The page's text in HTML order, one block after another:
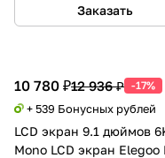
Заказать
10 780 ₽12 936 ₽ -17%
+ 539 Бонусных рублей
LCD экран 9.1 дюймов
Mono LCD экран Elegoo